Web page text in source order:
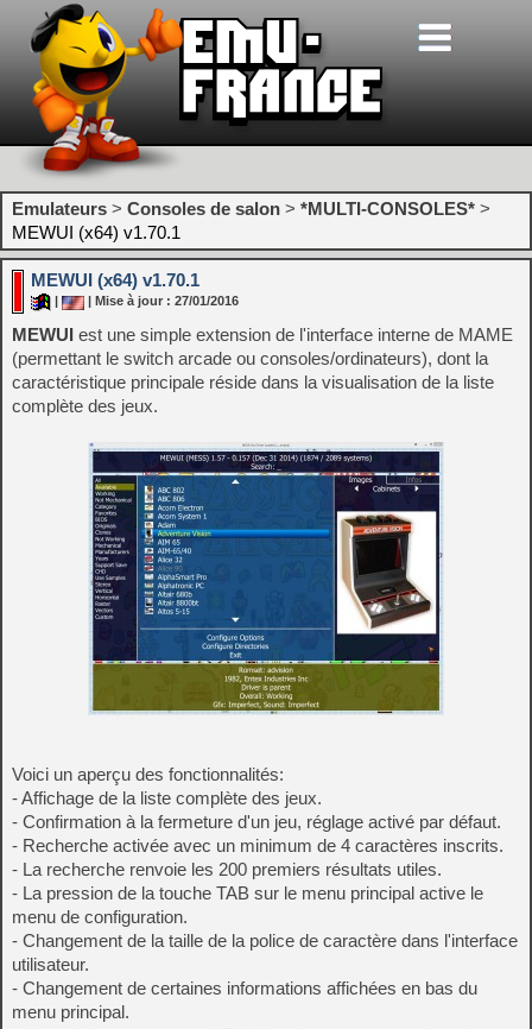
Emulateurs > Consoles de salon > *MULTI-CONSOLES* >
MEWUI (x64) v1.70.1
MEWUI (x64) v1.70.1
| Mise à jour : 27/01/2016
MEWUI est une simple extension de l'interface interne de MAME
(permettant le switch arcade ou consoles/ordinateurs), dont la
caractéristique principale réside dans la visualisation de la liste
complète des jeux.
Voici un aperçu des fonctionnalités:
- Affichage de la liste complète des jeux.
- Confirmation à la fermeture d'un jeu, réglage activé par défaut.
- Recherche activée avec un minimum de 4 caractères inscrits.
- La recherche renvoie les 200 premiers résultats utiles.
- La pression de la touche TAB sur le menu principal active le
menu de configuration.
- Changement de la taille de la police de caractère dans l'interface
utilisateur.
- Changement de certaines informations affichées en bas du
menu principal.